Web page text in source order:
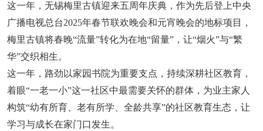
这一年，无锡梅里古镇迎来五周年庆典，作为先后登上中央
广播电视总台2025年春节联欢晚会和元宵晚会的地标项目，
梅里古镇将春晚“流量”转化为在地“留量”，让“烟火”与“繁
华”交织相生。
这一年，路劲以家园书院为重要支点，持续深耕社区教育，
着眼“一老一小”这一社区中最需要关怀的群体，为业主家人
构筑“幼有所育、老有所学、全龄共享”的社区教育生态，让
学习与成长在家门口发生。